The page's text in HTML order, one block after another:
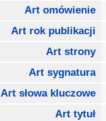
Art omówienie
Art rok publikacji
Art strony
Art sygnatura
Art słowa kluczowe
Art tytuł